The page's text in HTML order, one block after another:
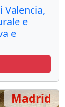
Valencia,
e
e
Madrid